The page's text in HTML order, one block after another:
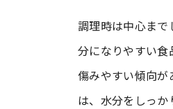
調理時は中心ま
分になりやすい食
傷みやすい傾向
は、水分をしっか